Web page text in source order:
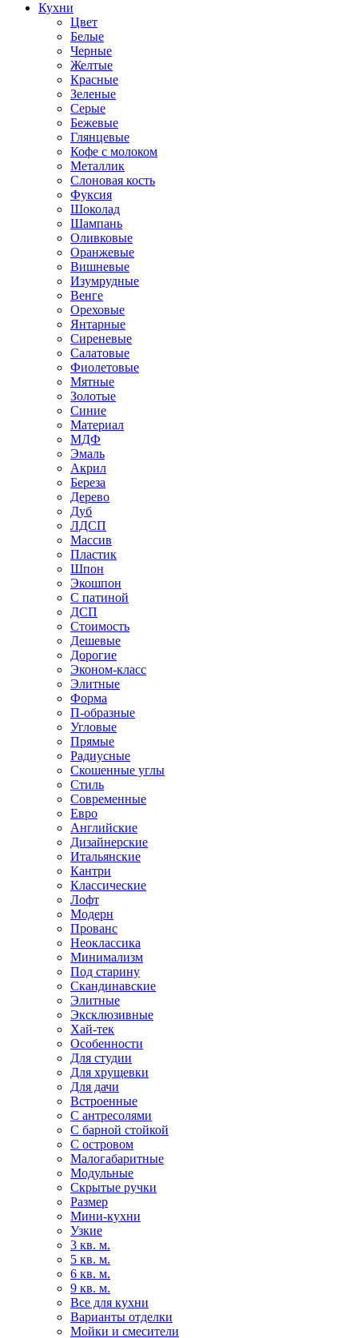
Кухни
Цвет
Белые
Черные
Желтые
Красные
Зеленые
Серые
Бежевые
Глянцевые
Кофе с молоком
Металлик
Слоновая кость
Фуксия
Шоколад
Шампань
Оливковые
Оранжевые
Вишневые
Изумрудные
Венге
Ореховые
Янтарные
Сиреневые
Салатовые
Фиолетовые
Мятные
Золотые
Синие
Материал
МДФ
Эмаль
Акрил
Береза
Дерево
Дуб
ЛДСП
Массив
Пластик
Шпон
Экошпон
С патиной
ДСП
Стоимость
Дешевые
Дорогие
Эконом-класс
Элитные
Форма
П-образные
Угловые
Прямые
Радиусные
Скошенные углы
Стиль
Современные
Евро
Английские
Дизайнерские
Итальянские
Кантри
Классические
Лофт
Модерн
Прованс
Неоклассика
Минимализм
Под старину
Скандинавские
Элитные
Эксклюзивные
Хай-тек
Особенности
Для студии
Для хрущевки
Для дачи
Встроенные
С антресолями
С барной стойкой
С островом
Малогабаритные
Модульные
Скрытые ручки
Размер
Мини-кухни
Узкие
3 кв. м.
5 кв. м.
6 кв. м.
9 кв. м.
Все для кухни
Варианты отделки
Мойки и смесители